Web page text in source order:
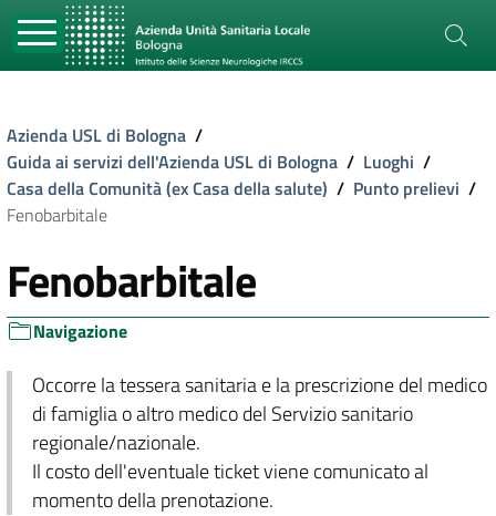
Azienda USL di Bologna /
Guida ai servizi dell'Azienda USL di Bologna / Luoghi /
Casa della Comunità (ex Casa della salute) / Punto prelievi /
Fenobarbitale
Fenobarbitale
Navigazione
Occorre la tessera sanitaria e la prescrizione del medico
di famiglia o altro medico del Servizio sanitario
regionale/nazionale.
Il costo dell'eventuale ticket viene comunicato al
momento della prenotazione.